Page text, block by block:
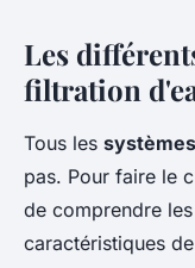
Les
filtration
Tous les
pas. Pour faire le
de comprendre
caractéristiques